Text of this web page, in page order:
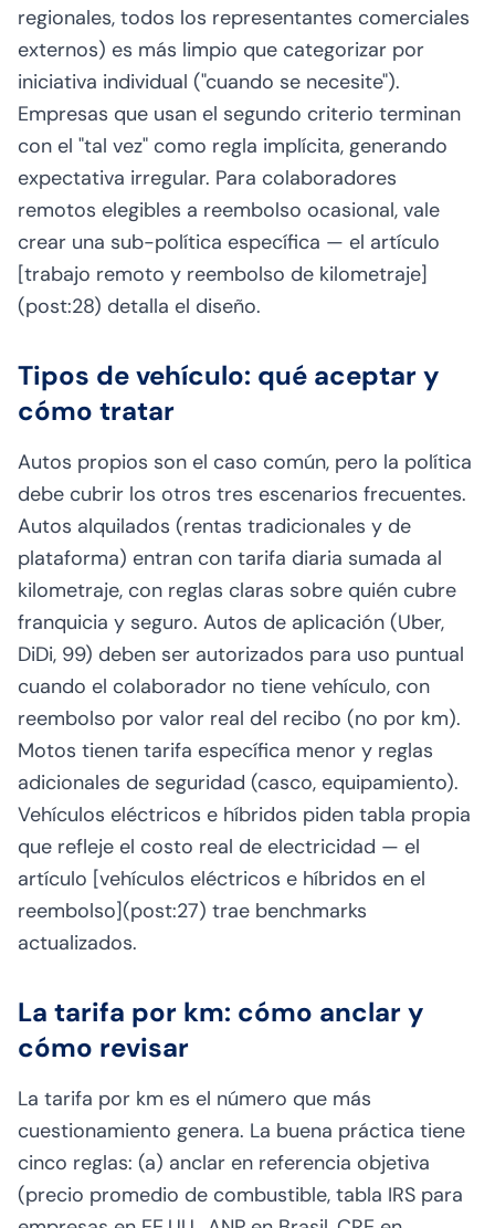
regionales, todos los representantes comerciales
externos) es más limpio que categorizar por
iniciativa individual ("cuando se necesite").
Empresas que usan el segundo criterio terminan
con el "tal vez" como regla implícita, generando
expectativa irregular. Para colaboradores
remotos elegibles a reembolso ocasional, vale
crear una sub-política específica — el artículo
[trabajo remoto y reembolso de kilometraje]
(post:28) detalla el diseño.
Tipos de vehículo: qué aceptar y
cómo tratar
Autos propios son el caso común, pero la política
debe cubrir los otros tres escenarios frecuentes.
Autos alquilados (rentas tradicionales y de
plataforma) entran con tarifa diaria sumada al
kilometraje, con reglas claras sobre quién cubre
franquicia y seguro. Autos de aplicación (Uber,
DiDi, 99) deben ser autorizados para uso puntual
cuando el colaborador no tiene vehículo, con
reembolso por valor real del recibo (no por km).
Motos tienen tarifa específica menor y reglas
adicionales de seguridad (casco, equipamiento).
Vehículos eléctricos e híbridos piden tabla propia
que refleje el costo real de electricidad — el
artículo [vehículos eléctricos e híbridos en el
reembolso](post:27) trae benchmarks
actualizados.
La tarifa por km: cómo anclar y
cómo revisar
La tarifa por km es el número que más
cuestionamiento genera. La buena práctica tiene
cinco reglas: (a) anclar en referencia objetiva
(precio promedio de combustible, tabla IRS para